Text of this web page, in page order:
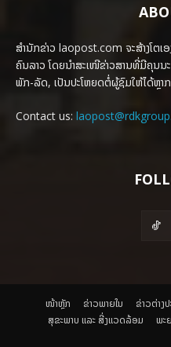
ສຳນັກຂ່າວ laopost.com ຈະສ້າງໂຕເ
ຄົນລາວ ໂດຍນຳສະເໜີຂ່າວສານທີ່ມີຄຸນນ
ພັກ-ລັດ, ເປັນປະໂຫຍດຕໍ່ຜູ້ຊົມໃຫ້ໄດ້ຫຼາ
Contact us:
ໜ້າຫຼັກ ຂ່າວພາຍ​ໃນ ຂ່າວຕ່າງ
ສຸຂະພາບ ແລະ ສີ່ງແວດລ້ອມ
ພະ